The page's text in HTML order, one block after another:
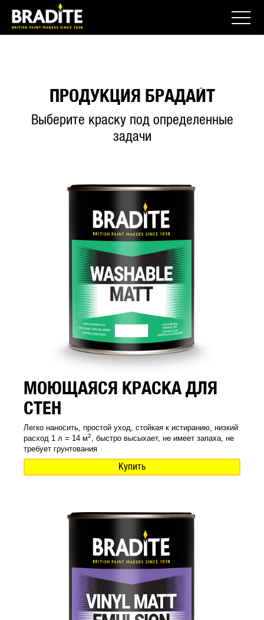
ПРОДУКЦИЯ БРАДАЙТ
Выберите краску под определенные
задачи
МОЮЩАЯСЯ КРАСКА ДЛЯ
СТЕН
Легко наносить, простой уход, стойкая к истиранию, низкий
расход 1 л = 14 м2
, быстро высыхает, не имеет запаха, не
требует грунтования
Купить